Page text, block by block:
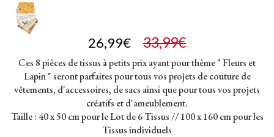
26,99€ 33,99€
Ces 8 pièces de tissus à petits prix ayant pour thème " Fleurs et
Lapin " seront parfaites pour tous vos projets de couture de
vêtements, d'accessoires, de sacs ainsi que pour tous vos projets
créatifs et d'ameublement.
Taille : 40 x 50 cm pour le Lot de 6 Tissus // 100 x 160 cm pour les
Tissus individuels